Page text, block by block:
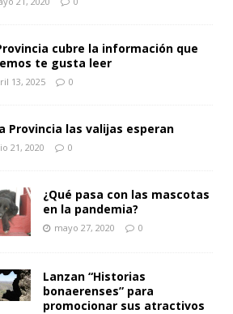
cubre la información que
te gusta leer
13, 2025 0
Provincia las valijas esperan
21, 2020 0
¿Qué pasa con las mascotas
en la pandemia?
mayo 27, 2020 0
Lanzan “Historias
bonaerenses” para
promocionar sus atractivos